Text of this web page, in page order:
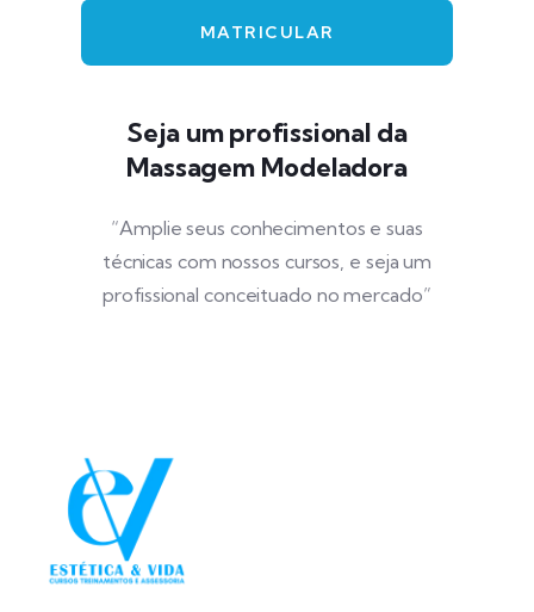
MATRICULAR
Seja um profissional da
Massagem Modeladora
“Amplie seus conhecimentos e suas
técnicas com nossos cursos, e seja um
profissional conceituado no mercado”